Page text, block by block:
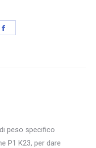
peso specifico
P1 K23, per dare